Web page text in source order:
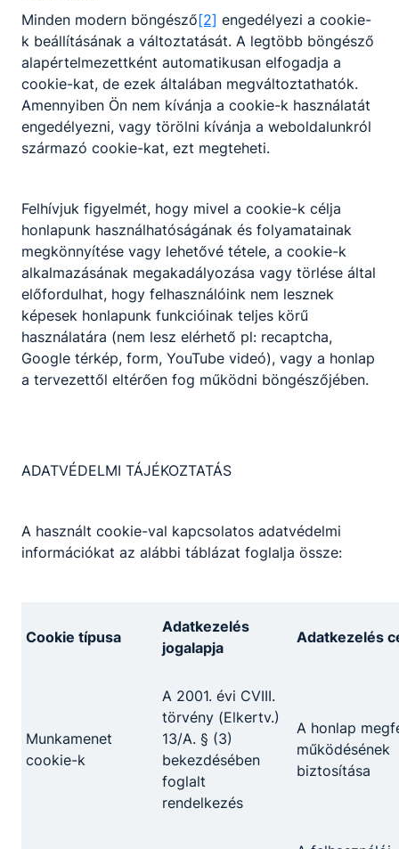
beüzemeli a munkavégzéshez szükséges
gépeket, ellenőrzi a gépeken a
tanúsítványok érvényességét;
előkészíti a munkadarabokat, elvégzi a
szükséges vágásokat, darabolásokat,
illetve a hegesztést;
önellenőrzést végez a munka megkezdése
álló diagnosztikai eljárásokkal ellenőrzi az
elvégzett munka minőségét, a varrat hibáit
javítja;
betartja és betartatja a munkabiztonsági
és környezetvédelmi előírásokat.
ISKOLASPECIFIKUS INFORMÁCIÓK A KÉPZÉSHEZ
beszámításával rövidíthetőek
Partnereink
Minden modern böngésző[2] engedélyezi a cookie-
k beállításának a változtatását. A legtöbb böngésző
alapértelmezettként automatikusan elfogadja a
cookie-kat, de ezek általában megváltoztathatók.
Amennyiben Ön nem kívánja a cookie-k használatát
engedélyezni, vagy törölni kívánja a weboldalunkról
származó cookie-kat, ezt megteheti.
Felhívjuk figyelmét, hogy mivel a cookie-k célja
honlapunk használhatóságának és folyamatainak
megkönnyítése vagy lehetővé tétele, a cookie-k
alkalmazásának megakadályozása vagy törlése által
előfordulhat, hogy felhasználóink nem lesznek
képesek honlapunk funkcióinak teljes körű
használatára (nem lesz elérhető pl: recaptcha,
Google térkép, form, YouTube videó), vagy a honlap
a tervezettől eltérően fog működni böngészőjében.
ADATVÉDELMI TÁJÉKOZTATÁS
A használt cookie-val kapcsolatos adatvédelmi
információkat az alábbi táblázat foglalja össze:
Cookie típusa
Adatkezelés
jogalapja
Adatkezelés
Munkamenet
cookie-k
A 2001. évi CVIII.
törvény (Elkertv.)
13/A. § (3)
bekezdésében
foglalt
rendelkezés
A honlap
működésének
biztosítása